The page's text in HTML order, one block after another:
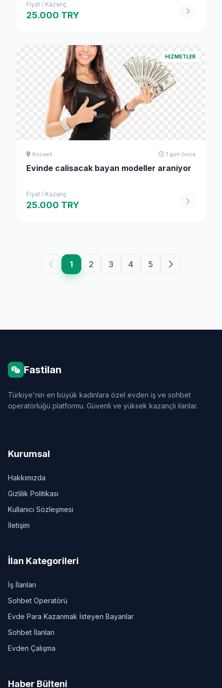
Fiyat / Kazanç
25.000 TRY
HIZMETLER
Kocaeli 1 gün önce
Evinde calisacak bayan modeller araniyor
Fiyat / Kazanç
25.000 TRY
1 2 3 4 5
Fastilan
Türkiye'nin en büyük kadınlara özel evden iş ve sohbet
operatörlüğü platformu. Güvenli ve yüksek kazançlı ilanlar.
Kurumsal
Hakkımızda
Gizlilik Politikası
Kullanıcı Sözleşmesi
İletişim
İlan Kategorileri
İş İlanları
Sohbet Operatörü
Evde Para Kazanmak İsteyen Bayanlar
Sohbet İlanları
Evden Çalışma
Haber Bülteni